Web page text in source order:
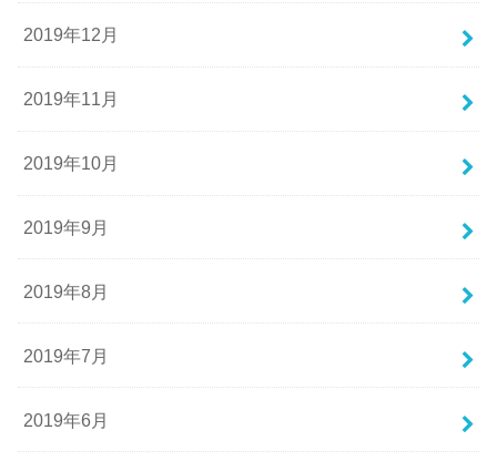
2019年12月
2019年11月
2019年10月
2019年9月
2019年8月
2019年7月
2019年6月